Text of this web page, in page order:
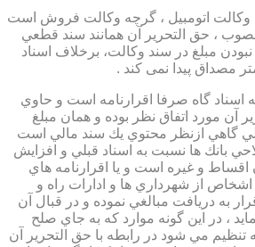
وكالت اتومبيل ، گرچه وكالت فروش است
، حق التحرير آن همانند سند قطعي
مبلغ در سند وكالت، برخلاف اسناد
مصداق پیدا نمی کند .
اسناد گاه صرفا اقرارنامه است و حاوي
آن مورد اتفاق نظر بوده و همان مبلغ
ولي گاهي ازنظر محتوي يك سند مالي است
بانك ها نسبت به اسناد قبلي و افزايش
اقساط و غيره است و يا اقرارنامه هاي
از شهرداري ها و ادارات راه و
به دريافت مبالغي نموده و در قبال آن
، در اين گونه موارد كه به جاي صلح
تنظيم مي شود در رابطه با حق التحرير آن